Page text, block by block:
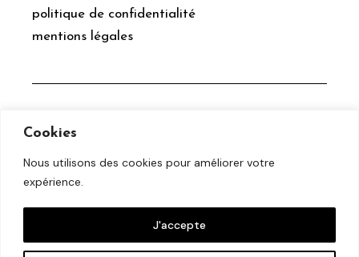
Cookies
Nous utilisons des cookies pour améliorer votre
expérience.
J'accepte
politique de confidentialité
mentions légales
social
facebook